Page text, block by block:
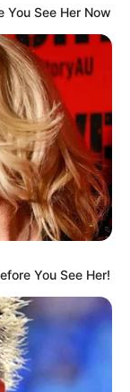
You See Her Now
You See Her!